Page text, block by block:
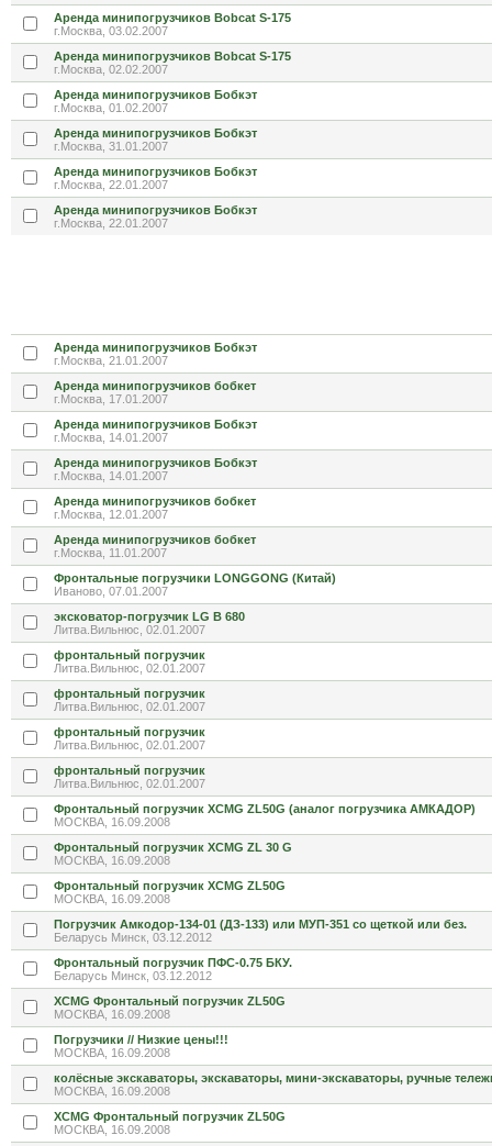
Аренда минипогрузчиков Bobcat S-175
г.Москва, 03.02.2007
Аренда минипогрузчиков Bobcat S-175
г.Москва, 02.02.2007
Аренда минипогрузчиков Бобкэт
г.Москва, 01.02.2007
Аренда минипогрузчиков Бобкэт
г.Москва, 31.01.2007
Аренда минипогрузчиков Бобкэт
г.Москва, 22.01.2007
Аренда минипогрузчиков Бобкэт
г.Москва, 22.01.2007
Аренда минипогрузчиков Бобкэт
г.Москва, 21.01.2007
Аренда минипогрузчиков бобкет
г.Москва, 17.01.2007
Аренда минипогрузчиков Бобкэт
г.Москва, 14.01.2007
Аренда минипогрузчиков Бобкэт
г.Москва, 14.01.2007
Аренда минипогрузчиков бобкет
г.Москва, 12.01.2007
Аренда минипогрузчиков бобкет
г.Москва, 11.01.2007
Фронтальные погрузчики LONGGONG (Китай)
Иваново, 07.01.2007
эксковатор-погрузчик LG B 680
Литва.Вильнюс, 02.01.2007
фронтальный погрузчик
Литва.Вильнюс, 02.01.2007
фронтальный погрузчик
Литва.Вильнюс, 02.01.2007
фронтальный погрузчик
Литва.Вильнюс, 02.01.2007
фронтальный погрузчик
Литва.Вильнюс, 02.01.2007
Фронтальный погрузчик XCMG ZL50G (аналог погрузчика АМКАДОР)
МОСКВА, 16.09.2008
Фронтальный погрузчик XCMG ZL 30 G
МОСКВА, 16.09.2008
Фронтальный погрузчик XCMG ZL50G
МОСКВА, 16.09.2008
Погрузчик Амкодор-134-01 (ДЗ-133) или МУП-351 со щеткой или без.
Беларусь Минск, 03.12.2012
Фронтальный погрузчик ПФС-0.75 БКУ.
Беларусь Минск, 03.12.2012
XCMG Фронтальный погрузчик ZL50G
МОСКВА, 16.09.2008
Погрузчики // Низкие цены!!!
МОСКВА, 16.09.2008
колёсные экскаваторы, экскаваторы, мини-экскаваторы, ручные
МОСКВА, 16.09.2008
XCMG Фронтальный погрузчик ZL50G
МОСКВА, 16.09.2008